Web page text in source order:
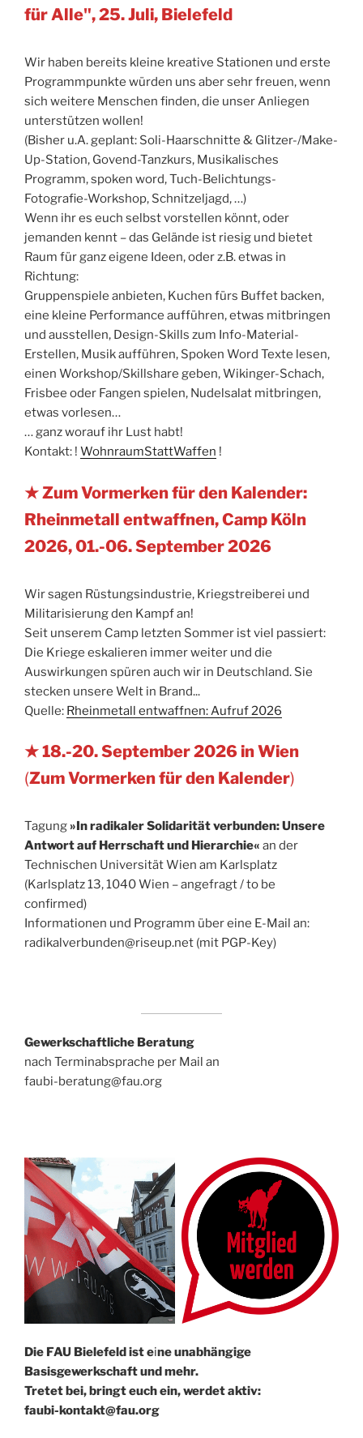
für Alle", 25. Juli, Bielefeld
Wir haben bereits kleine kreative Stationen und erste
Programmpunkte würden uns aber sehr freuen, wenn
sich weitere Menschen finden, die unser Anliegen
unterstützen wollen!
(Bisher u.A. geplant: Soli-Haarschnitte & Glitzer-/Make-
Up-Station, Govend-Tanzkurs, Musikalisches
Programm, spoken word, Tuch-Belichtungs-
Fotografie-Workshop, Schnitzeljagd, …)
Wenn ihr es euch selbst vorstellen könnt, oder
jemanden kennt – das Gelände ist riesig und bietet
Raum für ganz eigene Ideen, oder z.B. etwas in
Richtung:
Gruppenspiele anbieten, Kuchen fürs Buffet backen,
eine kleine Performance aufführen, etwas mitbringen
und ausstellen, Design-Skills zum Info-Material-
Erstellen, Musik aufführen, Spoken Word Texte lesen,
einen Workshop/Skillshare geben, Wikinger-Schach,
Frisbee oder Fangen spielen, Nudelsalat mitbringen,
etwas vorlesen…
… ganz worauf ihr Lust habt!
Kontakt: ! WohnraumStattWaffen !
★ Zum Vormerken für den Kalender:
Rheinmetall entwaffnen, Camp Köln
2026, 01.-06. September 2026
Wir sagen Rüstungsindustrie, Kriegstreiberei und
Militarisierung den Kampf an!
Seit unserem Camp letzten Sommer ist viel passiert:
Die Kriege eskalieren immer weiter und die
Auswirkungen spüren auch wir in Deutschland. Sie
stecken unsere Welt in Brand...
Quelle: Rheinmetall entwaffnen: Aufruf 2026
★ 18.-20. September 2026 in Wien
(Zum Vormerken für den Kalender)
Tagung »In radikaler Solidarität verbunden: Unsere
Antwort auf Herrschaft und Hierarchie« an der
Technischen Universität Wien am Karlsplatz
(Karlsplatz 13, 1040 Wien – angefragt / to be
confirmed)
Informationen und Programm über eine E-Mail an:
radikalverbunden@riseup.net (mit PGP-Key)
Gewerkschaftliche Beratung
nach Terminabsprache per Mail an
faubi-beratung@fau.org
Die FAU Bielefeld ist eine un­abhängige
Basisgewerkschaft und mehr.
Tretet bei, bringt euch ein, werdet aktiv:
faubi-kontakt@fau.org